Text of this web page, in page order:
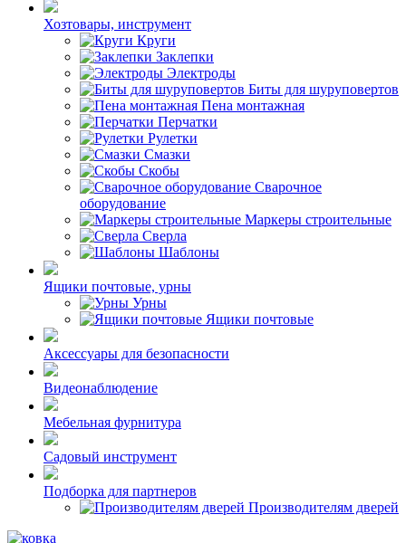
Хозтовары, инструмент
Круги
Заклепки
Электроды
Биты для шуруповертов
Пена монтажная
Перчатки
Рулетки
Смазки
Скобы
Сварочное
оборудование
Маркеры строительные
Сверла
Шаблоны
Ящики почтовые, урны
Урны
Ящики почтовые
Аксессуары для безопасности
Видеонаблюдение
Мебельная фурнитура
Садовый инструмент
Подборка для партнеров
Производителям дверей